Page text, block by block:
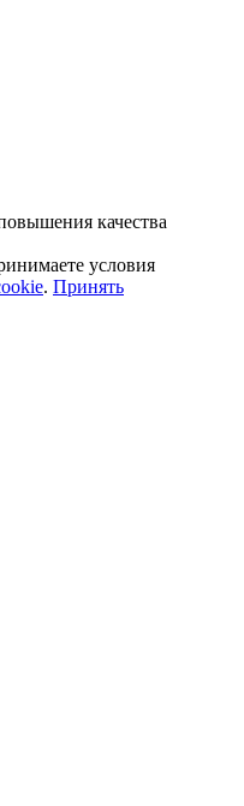
качества
условия
. Принять